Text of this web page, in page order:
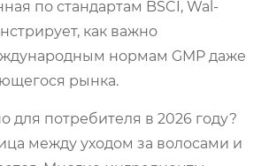
по стандартам BSCI, Wal-
как важно
нормам GMP даже
рынка.
для потребителя в 2026 году?
между уходом за волосами и